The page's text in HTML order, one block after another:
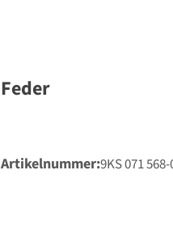
Feder
Artikelnummer 9KS 071